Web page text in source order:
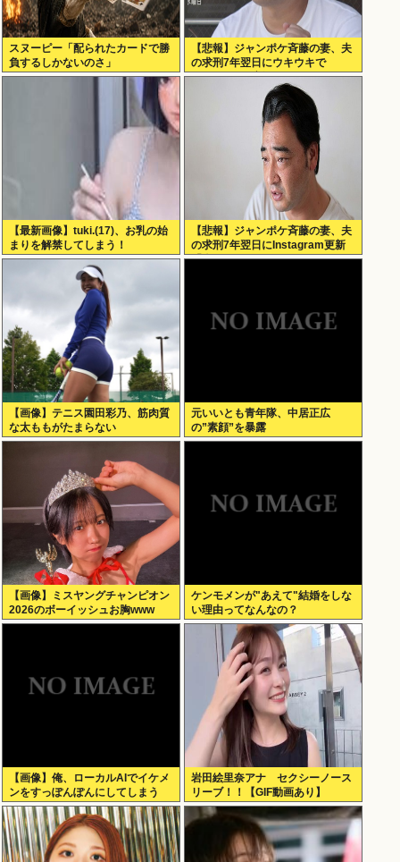
スヌーピー「配られたカードで勝
負するしかないのさ」
【悲報】ジャンポケ斉藤の妻、夫
の求刑7年翌日にウキウキで
Instagram更新
【最新画像】tuki.(17)、お乳の始
まりを解禁してしまう！
【悲報】ジャンポケ斉藤の妻、夫
の求刑7年翌日にInstagram更新
「楽しすぎた」←これｗ
【画像】テニス園田彩乃、筋肉質
な太ももがたまらない
元いいとも青年隊、中居正広
の”素顔”を暴露
【画像】ミスヤングチャンピオン
2026のボーイッシュお胸www
ケンモメンが"あえて"結婚をしな
い理由ってなんなの？
【画像】俺、ローカルAIでイケメ
ンをすっぽんぽんにしてしまう
www
岩田絵里奈アナ セクシーノース
リーブ！！【GIF動画あり】